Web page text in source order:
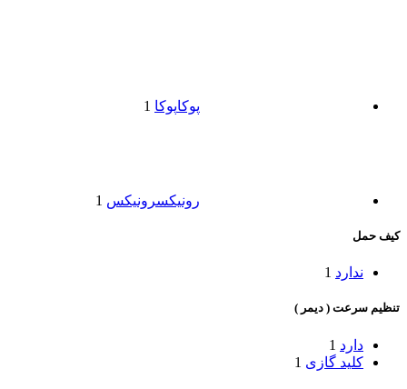
پوکاپوکا 1
رونیکسرونیکس 1
کیف حمل
ندارد 1
تنظیم سرعت ( دیمر )
دارد 1
کلید گازی 1